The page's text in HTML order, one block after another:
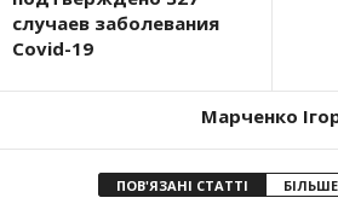
случаев заболевания
Covid-19
Марченко
ПОВ'ЯЗАНІ СТАТТІ